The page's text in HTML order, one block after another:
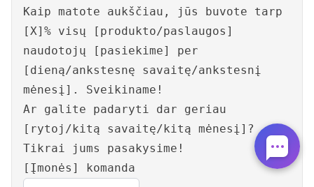
Kaip matote aukščiau, jūs buvote tarp
[X]% visų [produkto/paslaugos]
naudotojų [pasiekime] per
[dieną/ankstesnę savaitę/ankstesnį
mėnesį]. Sveikiname!
Ar galite padaryti dar geriau
[rytoj/kitą savaitę/kitą mėnesį]?
Tikrai jums pasakysime!
[Įmonės] komanda